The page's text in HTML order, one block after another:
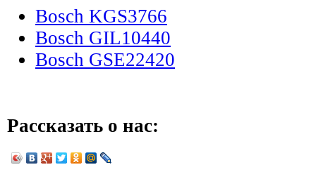
Bosch KGS3766
Bosch GIL10440
Bosch GSE22420
Рассказать о нас: